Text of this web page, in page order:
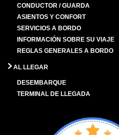
CONDUCTOR / GUARDA
ASIENTOS Y CONFORT
SERVICIOS A BORDO
INFORMACIÓN SOBRE SU VIAJE
REGLAS GENERALES A BORDO
AL LLEGAR
DESEMBARQUE
TERMINAL DE LLEGADA